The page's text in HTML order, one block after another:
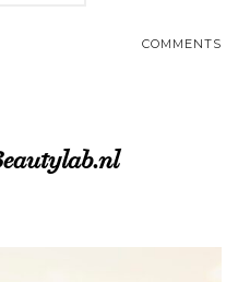
COMMENTS